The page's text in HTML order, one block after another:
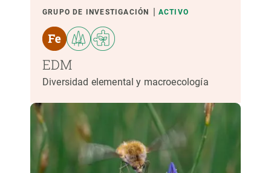
GRUPO DE INVESTIGACIÓN ACTIVO
EDM
Diversidad elemental y macroecología